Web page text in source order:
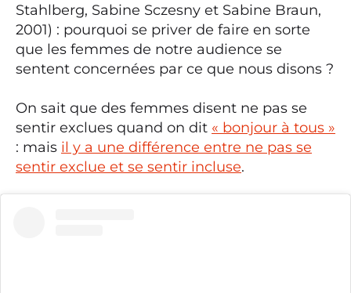
Stahlberg, Sabine Sczesny et Sabine Braun,
2001) : pourquoi se priver de faire en sorte
que les femmes de notre audience se
sentent concernées par ce que nous disons ?
On sait que des femmes disent ne pas se
sentir exclues quand on dit « bonjour à tous »
: mais il y a une différence entre ne pas se
sentir exclue et se sentir incluse.